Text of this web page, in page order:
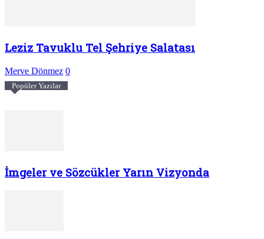
Leziz Tavuklu Tel Şehriye Salatası
Merve Dönmez 0
Popüler Yazılar
İmgeler ve Sözcükler Yarın Vizyonda